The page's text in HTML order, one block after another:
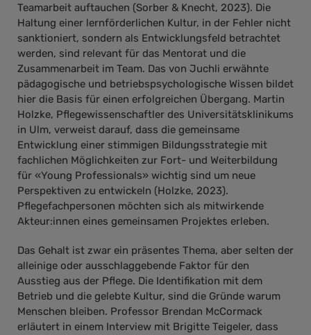
Teamarbeit auftauchen (Sorber & Knecht, 2023). Die
Haltung einer lernförderlichen Kultur, in der Fehler nicht
sanktioniert, sondern als Entwicklungsfeld betrachtet
werden, sind relevant für das Mentorat und die
Zusammenarbeit im Team. Das von Juchli erwähnte
pädagogische und betriebspsychologische Wissen bildet
hier die Basis für einen erfolgreichen Übergang. Martin
Holzke, Pflegewissenschaftler des Universitätsklinikums
in Ulm, verweist darauf, dass die gemeinsame
Entwicklung einer stimmigen Bildungsstrategie mit
fachlichen Möglichkeiten zur Fort- und Weiterbildung
für «Young Professionals» wichtig sind um neue
Perspektiven zu entwickeln (Holzke, 2023).
Pflegefachpersonen möchten sich als mitwirkende
Akteur:innen eines gemeinsamen Projektes erleben.
Das Gehalt ist zwar ein präsentes Thema, aber selten der
alleinige oder ausschlaggebende Faktor für den
Ausstieg aus der Pflege. Die Identifikation mit dem
Betrieb und die gelebte Kultur, sind die Gründe warum
Menschen bleiben. Professor Brendan McCormack
erläutert in einem Interview mit Brigitte Teigeler, dass